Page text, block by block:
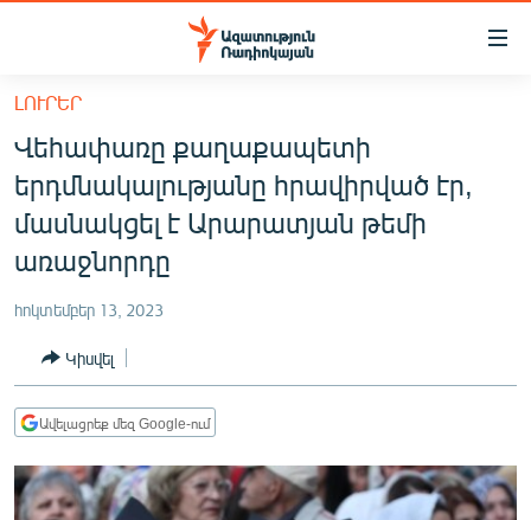
Մատչելիության
հիմնական
բովանդակությանը
Անցնել
հիմնական
մենյուին
Որոնում
ՀԱՅԱՍՏԱՆ
ՔԱՂԱՔԱԿԱՆ
ԸՆՏՐՈՒԹՅՈՒՆՆԵՐ 2026
ՏՆՏԵՍՈՒԹՅՈՒՆ
ՂԱՐԱԲԱՂ
ՊԱՏԵՐԱԶՄԻ 6 ՇԱԲԱԹՆԵՐԸ
ՏԱՐԱԾԱՇՐՋԱՆ
ԼՈՒՐԵՐ
Վեհափառը քաղաքապետի
երդմնակալությանը հրավիրված էր,
մասնակցել է Արարատյան թեմի
առաջնորդը
հոկտեմբեր 13, 2023
Կիսվել
Ավելացրեք մեզ Google-ում